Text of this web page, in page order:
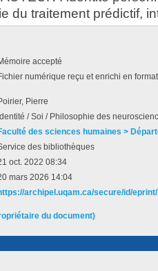
du traitement prédictif,
accepté
numérique reçu et enrichi en
Pierre
Identité / Soi / Philosophie des
des sciences humaines >
des bibliothèques
oct. 2022 08:34
mars 2026 14:04
archipel.uqam.ca/secure/id/
du document)